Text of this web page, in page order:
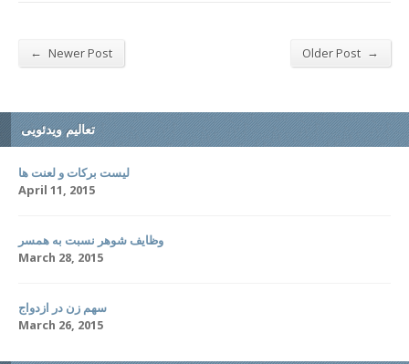
← Newer Post Older Post →
تعالیم ویدئویی
لیست برکات و لعنت ها
April 11, 2015
وظایف شوهر نسبت به همسر
March 28, 2015
سهم زن در ازدواج
March 26, 2015